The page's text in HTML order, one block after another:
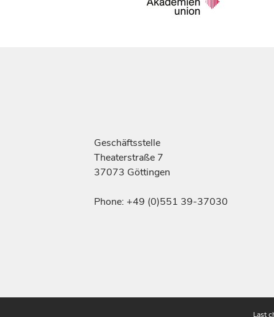
Geschäftsstelle
Theaterstraße 7
37073 Göttingen
Phone: +49 (0)551 39-37030
Last